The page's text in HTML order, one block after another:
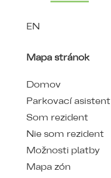
EN
Mapa stránok
Domov
Parkovací asistent
Som rezident
Nie som rezident
Možnosti platby
Mapa zón